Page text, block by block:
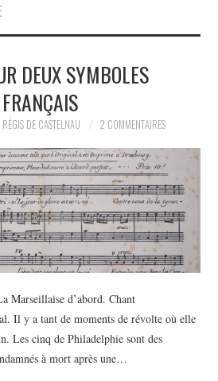
DEUX SYMBOLES
FRANÇAIS
RÉGIS DE CASTELNAU 2 COMMENTAIRES
Marseillaise d’abord. Chant
Il y a tant de moments de révolte où elle
Les cinq de Philadelphie sont des
à mort après une…